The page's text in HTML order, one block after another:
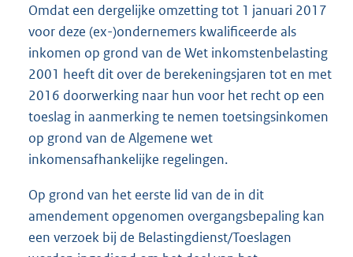
Omdat een dergelijke omzetting tot 1 januari 2017
voor deze (ex-)ondernemers kwalificeerde als
inkomen op grond van de Wet inkomstenbelasting
2001 heeft dit over de berekeningsjaren tot en met
2016 doorwerking naar hun voor het recht op een
toeslag in aanmerking te nemen toetsingsinkomen
op grond van de Algemene wet
inkomensafhankelijke regelingen.
Op grond van het eerste lid van de in dit
amendement opgenomen overgangsbepaling kan
een verzoek bij de Belastingdienst/Toeslagen